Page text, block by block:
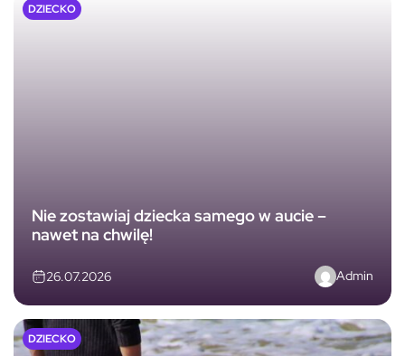
Nie zostawiaj dziecka samego w aucie –
nawet na chwilę!
26.07.2026 Admin
DZIECKO
DZIECKO